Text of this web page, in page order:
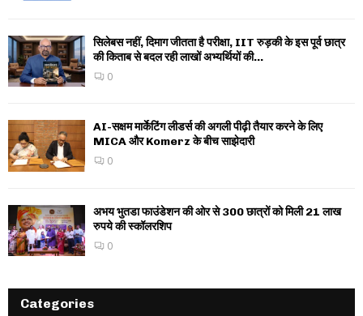
सिलेबस नहीं, दिमाग जीतता है परीक्षा, IIT रुड़की के इस पूर्व छात्र
की किताब से बदल रही लाखों अभ्यर्थियों की...
0
AI-सक्षम मार्केटिंग लीडर्स की अगली पीढ़ी तैयार करने के लिए
MICA और Komerz के बीच साझेदारी
0
अभय भुतडा फाउंडेशन की ओर से 300 छात्रों को मिली 21 लाख
रुपये की स्कॉलरशिप
0
Categories